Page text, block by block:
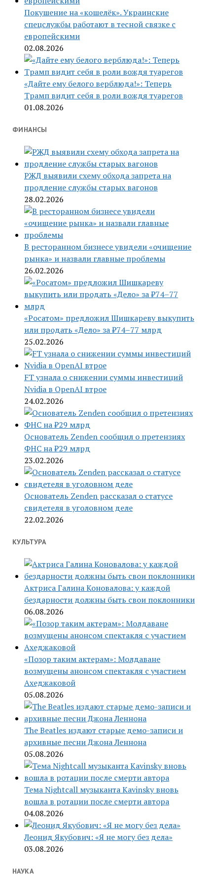
Покушение на «кошелёк». Украинские
спецслужбы работают в тесной связке с
европейскими
02.08.2026
«Дайте ему белого верблюда!»: Теперь
Трамп видит себя в роли вождя туарегов
01.08.2026
ФИНАНСЫ
РЖД выявили схему обхода запрета на
продление службы старых вагонов
28.02.2026
В ресторанном бизнесе увидели «очищение
рынка» и назвали главные проблемы
26.02.2026
«Росатом» предложил Шишкареву выкупить
или продать «Дело» за ₽74–77 млрд
25.02.2026
FT узнала о снижении суммы инвестиций
Nvidia в OpenAI втрое
24.02.2026
Основатель Zenden сообщил о претензиях
ФНС на ₽29 млрд
23.02.2026
Основатель Zenden рассказал о статусе
свидетеля в уголовном деле
22.02.2026
КУЛЬТУРА
Актриса Галина Коновалова: у каждой
бездарности должны быть свои поклонники
06.08.2026
«Позор таким актерам»: Молдаване
возмущены анонсом спектакля с участием
Ахеджаковой
05.08.2026
The Beatles издают старые демо-записи и
архивные песни Джона Леннона
05.08.2026
Тема Nightcall музыканта Kavinsky вновь
вошла в ротации после смерти автора
04.08.2026
Леонид Якубович: «Я не могу без дела»
03.08.2026
НАУКА